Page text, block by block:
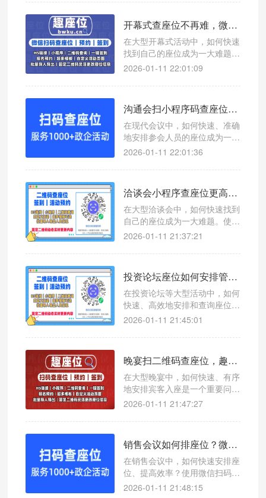
微信扫码查座位系统，帮助您轻
开幕式查座位不再难，微信扫码签到显示座位系统让流程更高效
在大型开幕式活动中，如何快速
找到自己的座位成为一大难题。
本文介绍一款高效的微信扫码查
松应对座位管理问题。
2026-01-11 22:01:09
沟通会扫小程序码查座位，高效管理让会议更轻松
在现代会议中，如何快速、准确
地安排参会人员的座位成为一项
挑战。使用微信扫码查座位系
效率。
2026-01-11 22:01:36
洽谈会小程序查座位更高效，微信扫码查座位系统助您轻松管理
在大型洽谈会中，如何快速找到
自己的座位成为一大难题。使用
微信扫码查座位系统，让参会者
效率。
2026-01-11 21:37:21
投资论坛座位如何安排管理？微信扫码查座位小程序提升参会体验的神器
在投资论坛等大型活动中，如何
快速、高效地安排和查询座位成
为一大难题。本文介绍一款创新
帮助主办方轻松管理座位信息，
2026-01-11 21:45:01
晚宴扫二维码查座位，趣座位提升用餐体验的高效解决方案
在大型晚宴中，如何快速、有序
地安排宾客入座是一个重要问
题。使用微信扫码查座位系统，
体用餐效率。
2026-01-11 21:47:27
销售会议如何排座位？微信扫码查座位系统让效率翻倍
在销售会议中，如何快速安排座
位、提高效率？使用微信扫码查
座位系统，一键查询座位号，支
2026-01-11 21:48:15